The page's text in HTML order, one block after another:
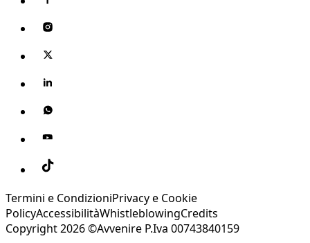
Termini e CondizioniPrivacy e Cookie
PolicyAccessibilitàWhistleblowingCredits
Copyright 2026 ©Avvenire P.Iva 00743840159